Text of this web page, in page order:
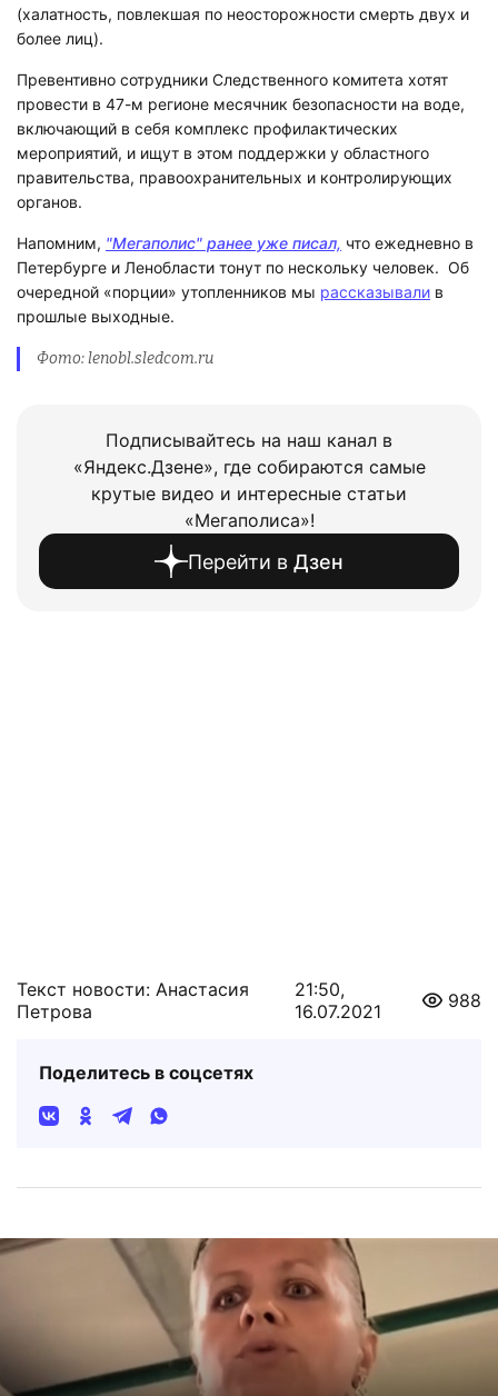
(халатность, повлекшая по неосторожности смерть двух и
более лиц).
Превентивно сотрудники Следственного комитета хотят
провести в 47-м регионе месячник безопасности на воде,
включающий в себя комплекс профилактических
мероприятий, и ищут в этом поддержки у областного
правительства, правоохранительных и контролирующих
органов.
Напомним, "Мегаполис" ранее уже писал, что ежедневно в
Петербурге и Ленобласти тонут по нескольку человек. Об
очередной «порции» утопленников мы рассказывали в
прошлые выходные.
Фото: lenobl.sledcom.ru
Подписывайтесь на наш канал в
«Яндекс.Дзене», где собираются самые
крутые видео и интересные статьи
«Мегаполиса»!
Перейти в Дзен
Текст новости: Анастасия
Петрова
21:50,
16.07.2021
988
Поделитесь в соцсетях